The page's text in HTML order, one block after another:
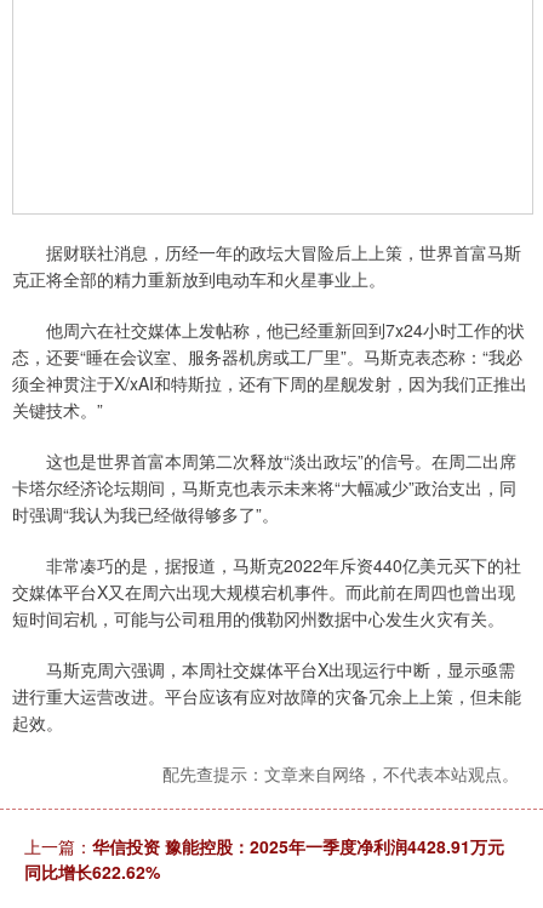
据财联社消息，历经一年的政坛大冒险后上上策，世界首富马斯
克正将全部的精力重新放到电动车和火星事业上。
他周六在社交媒体上发帖称，他已经重新回到7x24小时工作的状
态，还要“睡在会议室、服务器机房或工厂里”。马斯克表态称：“我必
须全神贯注于X/xAI和特斯拉，还有下周的星舰发射，因为我们正推出
关键技术。”
这也是世界首富本周第二次释放“淡出政坛”的信号。在周二出席
卡塔尔经济论坛期间，马斯克也表示未来将“大幅减少”政治支出，同
时强调“我认为我已经做得够多了”。
非常凑巧的是，据报道，马斯克2022年斥资440亿美元买下的社
交媒体平台X又在周六出现大规模宕机事件。而此前在周四也曾出现
短时间宕机，可能与公司租用的俄勒冈州数据中心发生火灾有关。
马斯克周六强调，本周社交媒体平台X出现运行中断，显示亟需
进行重大运营改进。平台应该有应对故障的灾备冗余上上策，但未能
起效。
配先查提示：文章来自网络，不代表本站观点。
上一篇： 华信投资 豫能控股：2025年一季度净利润4428.91万元
同比增长622.62%